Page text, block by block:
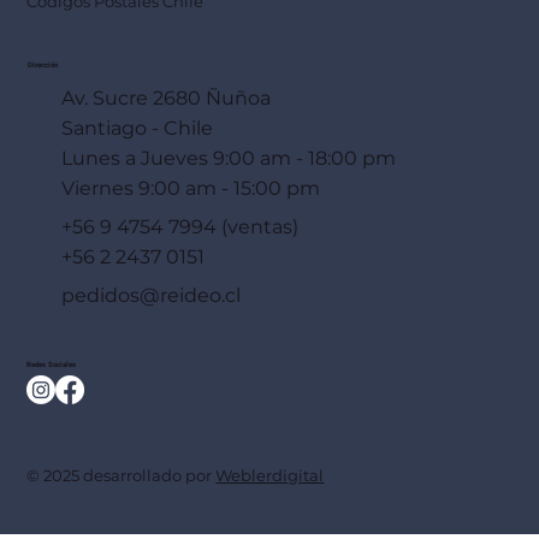
Dirección
Av. Sucre 2680 Ñuñoa
Santiago - Chile
Lunes a Jueves 9:00 am - 18:00 pm
Viernes 9:00 am - 15:00 pm
+56 9 4754 7994 (ventas)
+56 2 2437 0151
pedidos@reideo.cl
Redes Sociales
© 2025 desarrollado por Weblerdigital